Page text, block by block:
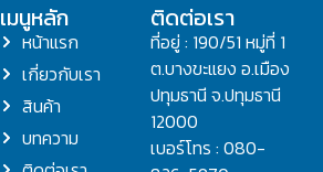
เมนูหลัก
หน้าแรก
เกี่ยวกับเรา
สินค้า
บทความ
ติดต่อเรา
ที่อยู่ : 190/51 หมู่ที่ 1
ต.บางขะแยง อ.เมือง
ปทุมธานี จ.ปทุมธานี
12000
เบอร์โทร : 080-